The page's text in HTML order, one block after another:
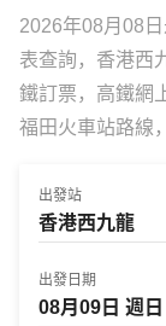
2026年08月08
表查詢，香港西
鐵訂票，高鐵網
福田火車站路線
出發站
出發日期